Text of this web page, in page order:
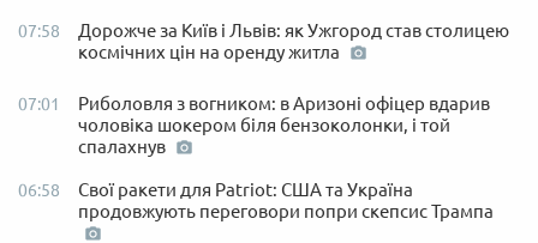
07:58
Дорожче за Київ і Львів: як Ужгород став столицею
космічних цін на оренду житла
07:01
Риболовля з вогником: в Аризоні офіцер вдарив
чоловіка шокером біля бензоколонки, і той
спалахнув
06:58
Свої ракети для Patriot: США та Україна
продовжують переговори попри скепсис Трампа